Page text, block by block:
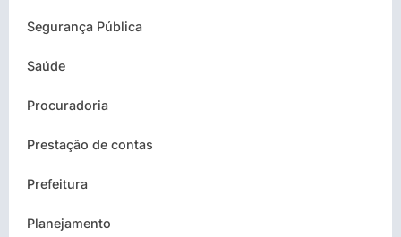
Segurança Pública
Saúde
Procuradoria
Prestação de contas
Prefeitura
Planejamento